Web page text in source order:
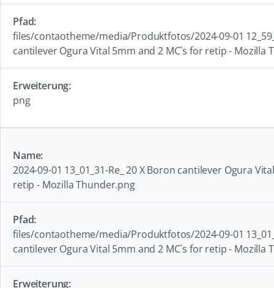
files/contaotheme/media/Produktfotos/2024-09-01
cantilever Ogura Vital 5mm and 2 MC`s for retip - Mozilla
png
2024-09-01 13_01_31-Re_ 20 X Boron cantilever Ogura
retip - Mozilla Thunder.png
files/contaotheme/media/Produktfotos/2024-09-01
cantilever Ogura Vital 5mm and 2 MC`s for retip - Mozilla